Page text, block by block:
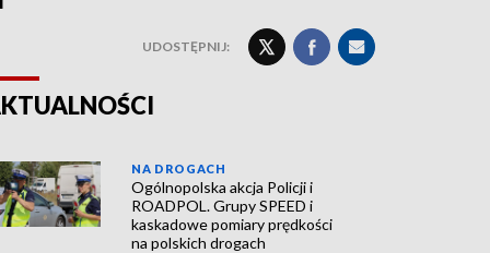
UDOSTĘPNIJ:
NA DROGACH
Ogólnopolska akcja Policji i
ROADPOL. Grupy SPEED i
kaskadowe pomiary prędkości
na polskich drogach